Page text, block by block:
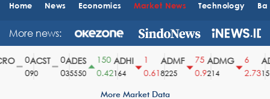
Home News Economics Market News Technology
More news:
ACST
90
ADES
35550
150
0.42
ADHI
164
0.61
ADMF
8225
75
0.9
ADMG
214
2.731510
More Market Data